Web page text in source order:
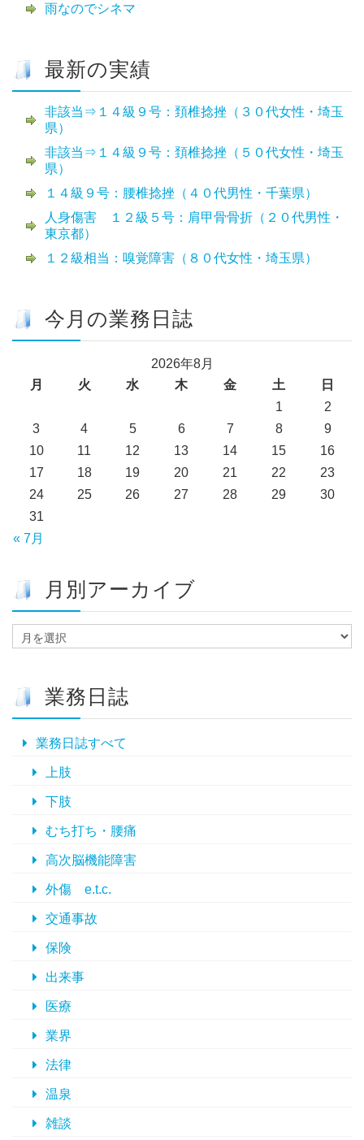
雨なのでシネマ
最新の実績
非該当⇒１４級９号：頚椎捻挫（３０代女性・埼玉
県）
非該当⇒１４級９号：頚椎捻挫（５０代女性・埼玉
県）
１４級９号：腰椎捻挫（４０代男性・千葉県）
人身傷害 １２級５号：肩甲骨骨折（２０代男性・
東京都）
１２級相当：嗅覚障害（８０代女性・埼玉県）
今月の業務日誌
2026年8月
月
火 水 木 金 土 日
« 7月
1
2
3
4 5 6 7 8
9
10
11 12 13 14 15
16
17
18 19 20 21 22
23
24
25 26 27 28 29
30
31
月別アーカイブ
別
カ
業務日誌
業務日誌すべて
上肢
下肢
むち打ち・腰痛
高次脳機能障害
外傷 e.t.c.
交通事故
保険
出来事
医療
業界
法律
温泉
雑談